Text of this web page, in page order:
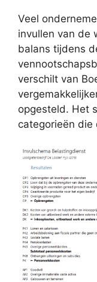
Veel
invullen van de
balans tijdens
verschilt van
opgesteld. Het
categorieën